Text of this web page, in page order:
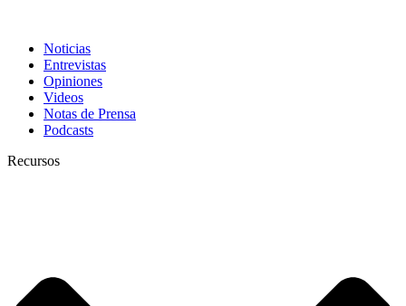
Noticias
Entrevistas
Opiniones
Videos
Notas de Prensa
Podcasts
Recursos